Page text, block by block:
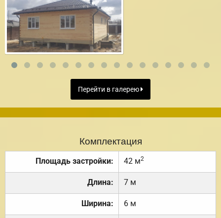
Перейти в галерею
Комплектация
Площадь застройки: 42 м2
Длина: 7 м
Ширина: 6 м